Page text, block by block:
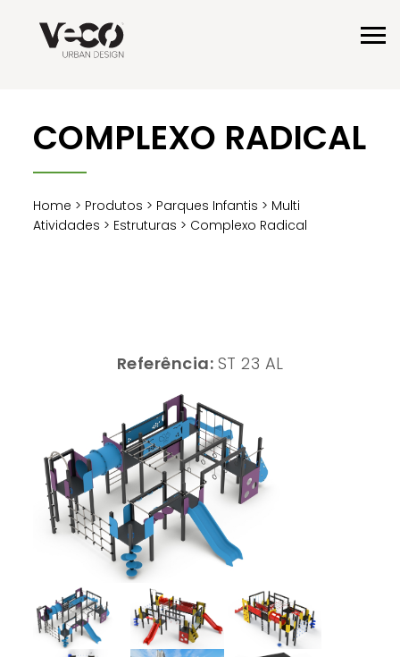
COMPLEXO RADICAL
Home > Produtos > Parques Infantis > Multi
Atividades > Estruturas > Complexo Radical
Referência: ST 23 AL